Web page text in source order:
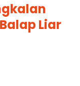
Liar